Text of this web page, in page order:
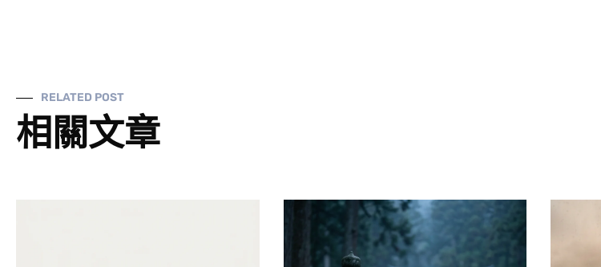
RELATED POST
相關文章